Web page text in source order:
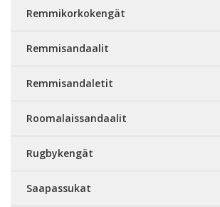
Remmikorkokengät
Remmisandaalit
Remmisandaletit
Roomalaissandaalit
Rugbykengät
Saapassukat